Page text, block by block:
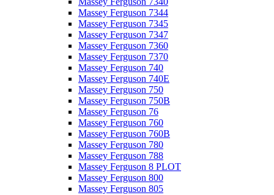
Massey Ferguson 7344
Massey Ferguson 7345
Massey Ferguson 7347
Massey Ferguson 7360
Massey Ferguson 7370
Massey Ferguson 740
Massey Ferguson 740E
Massey Ferguson 750
Massey Ferguson 750B
Massey Ferguson 76
Massey Ferguson 760
Massey Ferguson 760B
Massey Ferguson 780
Massey Ferguson 788
Massey Ferguson 8 PLOT
Massey Ferguson 800
Massey Ferguson 805